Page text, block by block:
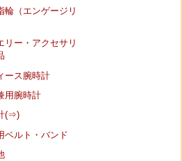
輪（エンゲージリ
リー・アクセサリ
ース腕時計
用腕時計
(⇒)
ベルト・バンド